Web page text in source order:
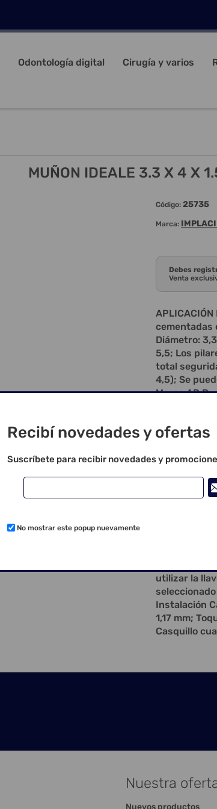
Odontología digital Cirugía y varios
MUÑON IDEALE 3.3 X 4 X
Código: 25735
Marca:
Debes
Venta
cementadas
Diámetro:
5,5; Los
total
4,5); Se
Morse AR
utilizar en
AR y
para
de
atornillado
altura de
Cono Morse
atornillado,
al uso del
con
Titanio
Atornillado
utilizar la
Instalación
1,17 mm;
Casquillo
Nuestra
Recibí novedades y ofertas
Suscríbete para recibir novedades y
No mostrar este popup nuevamente